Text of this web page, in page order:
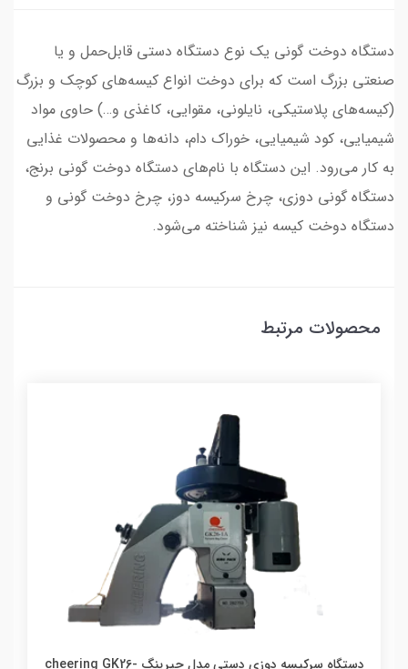
دستگاه دوخت گونی یک نوع دستگاه دستی قابل‌حمل و یا
صنعتی بزرگ است که برای دوخت انواع کیسه‌های کوچک و بزرگ
(کیسه‌های پلاستیکی، نایلونی، مقوایی، کاغذی و…) حاوی مواد
شیمیایی، کود شیمیایی، خوراک دام، دانه‌ها و محصولات غذایی
به کار می‌رود. این دستگاه با نام‌های دستگاه دوخت گونی برنج،
دستگاه گونی دوزی، چرخ سرکیسه دوز، چرخ دوخت گونی و
دستگاه دوخت کیسه نیز شناخته می‌شود.
محصولات مرتبط
دستگاه سرکیسه دوزی دستی مدل چیرینگ cheering GK26-